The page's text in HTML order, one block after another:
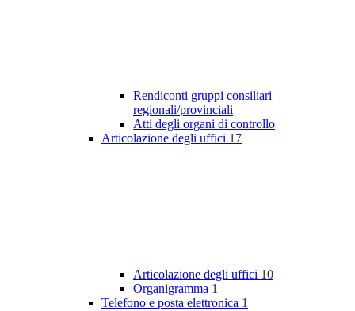
Rendiconti gruppi consiliari
regionali/provinciali
Atti degli organi di controllo
Articolazione degli uffici 17
Articolazione degli uffici 10
Organigramma 1
Telefono e posta elettronica 1